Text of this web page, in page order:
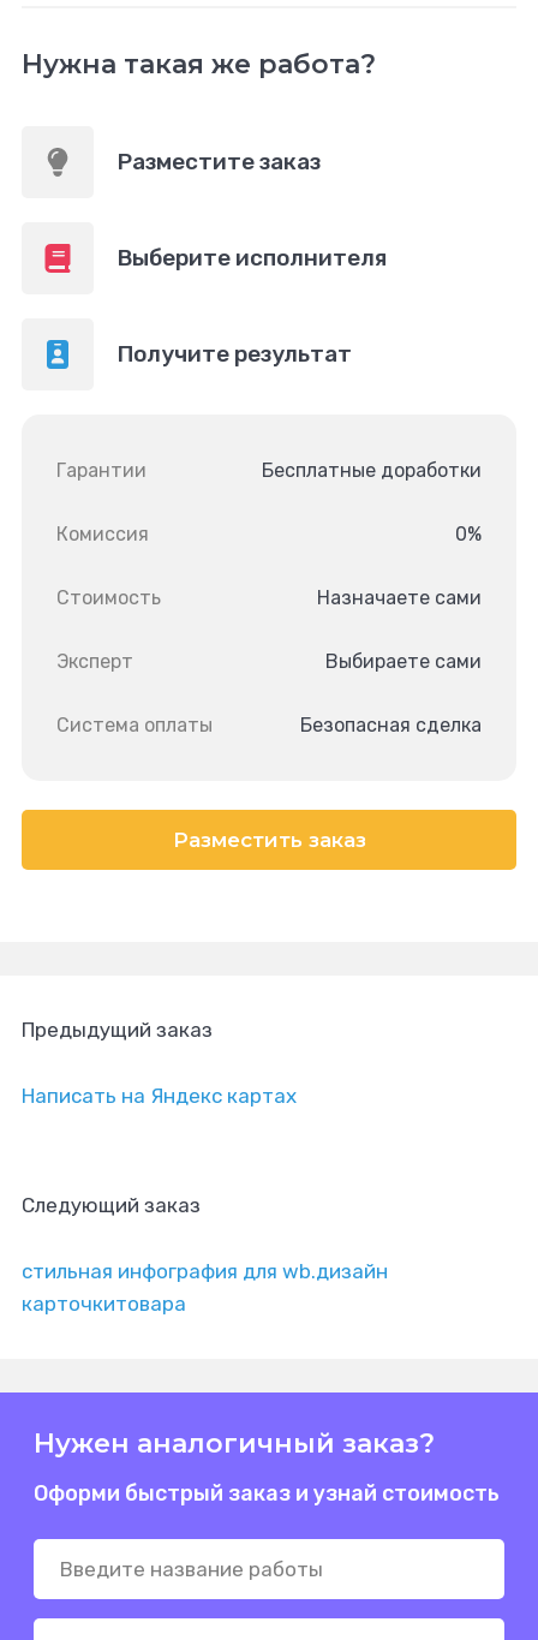
Нужна такая же работа?
Разместите заказ
Выберите исполнителя
Получите результат
Гарантии Бесплатные доработки
Комиссия 0%
Стоимость Назначаете сами
Эксперт Выбираете сами
Система оплаты Безопасная сделка
Разместить заказ
Предыдущий заказ
Написать на Яндекс картах
Следующий заказ
стильная инфография для wb.дизайн
карточкитовара
Нужен аналогичный заказ?
Оформи быстрый заказ и узнай стоимость